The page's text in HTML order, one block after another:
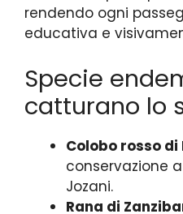
rendendo ogni
educativa e
Specie
catturano lo
Colobo rosso di
conservazione
Jozani.
Rana di